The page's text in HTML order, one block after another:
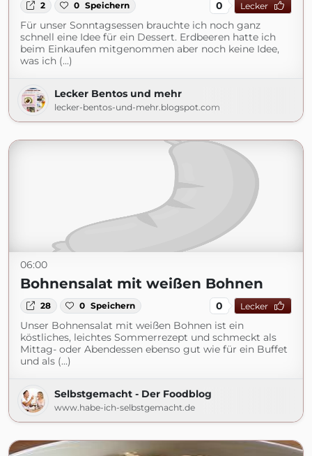
2 0 Speichern 0 Lecker
Für unser Sonntagsessen brauchte ich noch ganz
schnell eine Idee für ein Dessert. Erdbeeren hatte ich
beim Einkaufen mitgenommen aber noch keine Idee,
was ich (...)
Lecker Bentos und mehr
lecker-bentos-und-mehr.blogspot.com
06:00
Bohnensalat mit weißen Bohnen
28 0 Speichern 0 Lecker
Unser Bohnensalat mit weißen Bohnen ist ein
köstliches, leichtes Sommerrezept und schmeckt als
Mittag- oder Abendessen ebenso gut wie für ein Buffet
und als (...)
Selbstgemacht - Der Foodblog
www.habe-ich-selbstgemacht.de